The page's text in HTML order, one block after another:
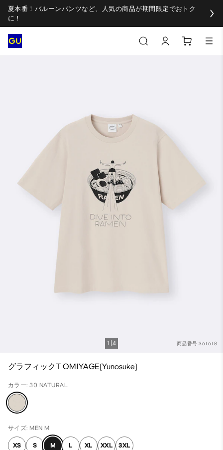
夏本番！バルーンパンツなど、人気の商品が期間限定でおトク
に！
商品番号:361618
1 4
グラフィックT OMIYAGE(Yunosuke)
カラー: 30 NATURAL
サイズ: MEN M
XS S M L XL XXL 3XL